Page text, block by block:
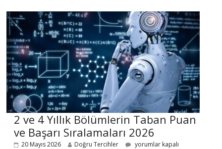
2 ve 4 Yıllık Bölümlerin Taban Puan
ve Başarı Sıralamaları 2026
20 Mayıs 2026 Doğru Tercihler yorumlar kapalı